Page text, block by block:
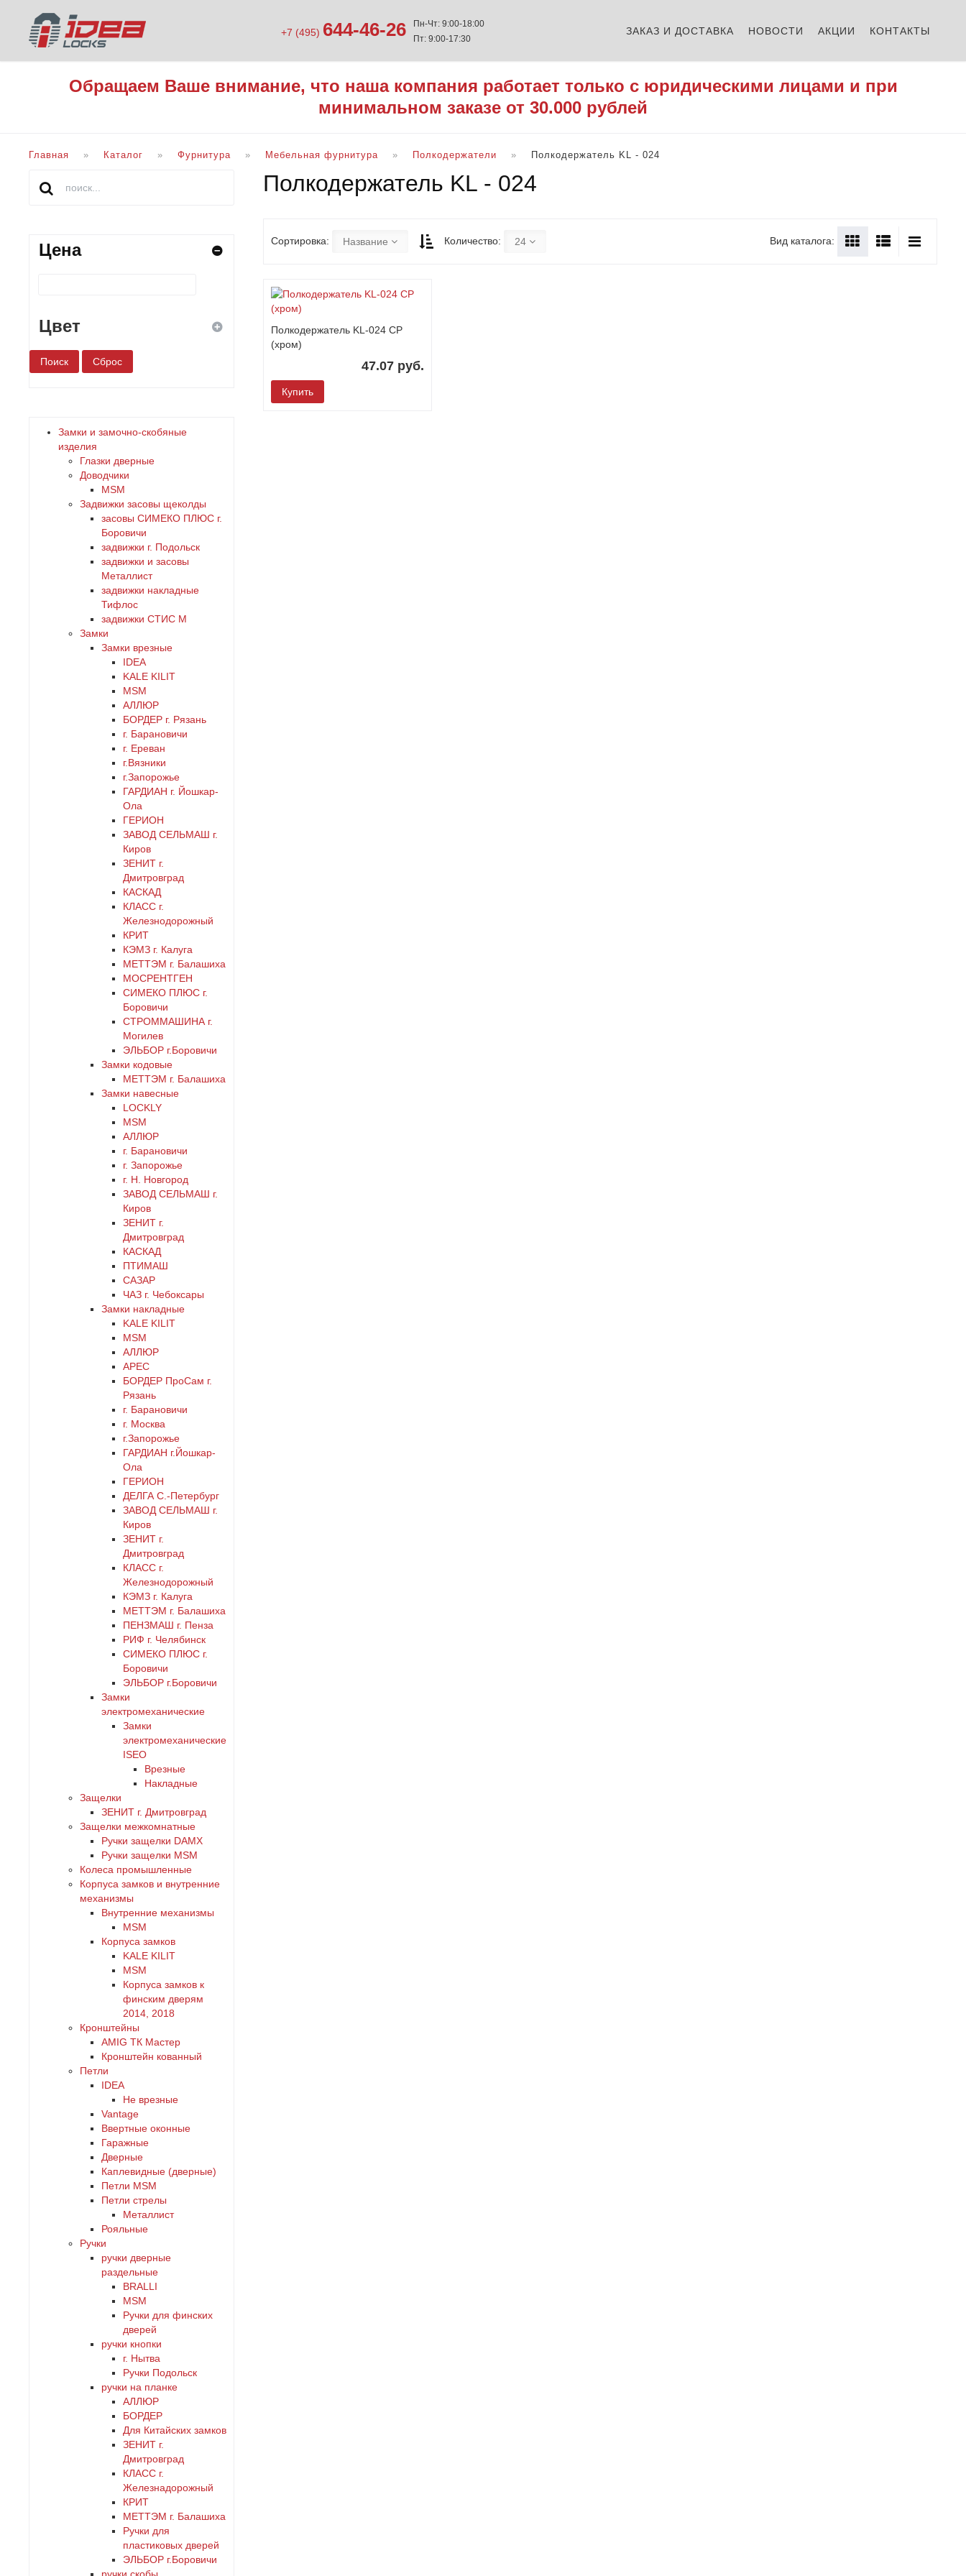
+7 (495) 644-46-26
Пн-Чт: 9:00-18:00
Пт: 9:00-17:30
ЗАКАЗ И ДОСТАВКА НОВОСТИ АКЦИИ КОНТАКТЫ
Обращаем Ваше внимание, что наша компания работает только с юридическими лицами и при
минимальном заказе от 30.000 рублей
Главная Каталог Фурнитура Мебельная фурнитура Полкодержатели Полкодержатель KL - 024
Полкодержатель KL - 024
Сортировка: Название Количество: 24 Вид каталога:
Полкодержатель KL-024 CP
(хром)
47.07 руб.
Купить
Цена
Цвет
белый
дерево
желтый
Замки и замочно-скобяные
изделия
Глазки дверные
Доводчики
MSM
Задвижки засовы щеколды
заcовы СИМЕКО ПЛЮС г.
Боровичи
задвижки г. Подольск
задвижки и засовы
Металлист
задвижки накладные
Тифлос
задвижки СТИС М
Замки
Замки врезные
IDEA
KALE KILIT
MSM
АЛЛЮР
БОРДЕР г. Рязань
г. Барановичи
г. Ереван
г.Вязники
г.Запорожье
ГАРДИАН г. Йошкар-
Ола
ГЕРИОН
ЗАВОД СЕЛЬМАШ г.
Киров
ЗЕНИТ г.
Дмитровград
КАСКАД
КЛАСС г.
Железнодорожный
КРИТ
КЭМЗ г. Калуга
МЕТТЭМ г. Балашиха
МОСРЕНТГЕН
СИМЕКО ПЛЮС г.
Боровичи
СТРОММАШИНА г.
Могилев
ЭЛЬБОР г.Боровичи
Замки кодовые
МЕТТЭМ г. Балашиха
Замки навесные
LOCKLY
MSM
АЛЛЮР
г. Барановичи
г. Запорожье
г. Н. Новгород
ЗАВОД СЕЛЬМАШ г.
Киров
ЗЕНИТ г.
Дмитровград
КАСКАД
ПТИМАШ
САЗАР
ЧАЗ г. Чебоксары
Замки накладные
KALE KILIT
MSM
АЛЛЮР
АРЕС
БОРДЕР ПроСам г.
Рязань
г. Барановичи
г. Москва
г.Запорожье
ГАРДИАН г.Йошкар-
Ола
ГЕРИОН
ДЕЛГА С.-Петербург
ЗАВОД СЕЛЬМАШ г.
Киров
ЗЕНИТ г.
Дмитровград
КЛАСС г.
Железнодорожный
КЭМЗ г. Калуга
МЕТТЭМ г. Балашиха
ПЕНЗМАШ г. Пенза
РИФ г. Челябинск
СИМЕКО ПЛЮС г.
Боровичи
ЭЛЬБОР г.Боровичи
Замки
электромеханические
Замки
электромеханические
ISEO
Врезные
Накладные
Защелки
ЗЕНИТ г. Дмитровград
Защелки межкомнатные
Ручки защелки DAMX
Ручки защелки MSM
Колеса промышленные
Корпуса замков и внутренние
механизмы
Внутренние механизмы
MSM
Корпуса замков
KALE KILIT
MSM
Корпуса замков к
финским дверям
2014, 2018
Кронштейны
AMIG ТК Мастер
Кронштейн кованный
Петли
IDEA
Не врезные
Vantage
Ввертные оконные
Гаражные
Дверные
Каплевидные (дверные)
Петли MSM
Петли стрелы
Металлист
Рояльные
Ручки
ручки дверные
раздельные
BRALLI
MSM
Ручки для финских
дверей
ручки кнопки
г. Нытва
Ручки Подольск
ручки на планке
АЛЛЮР
БОРДЕР
Для Китайских замков
ЗЕНИТ г.
Дмитровград
КЛАСС г.
Железнадорожный
КРИТ
МЕТТЭМ г. Балашиха
Ручки для
пластиковых дверей
ЭЛЬБОР г.Боровичи